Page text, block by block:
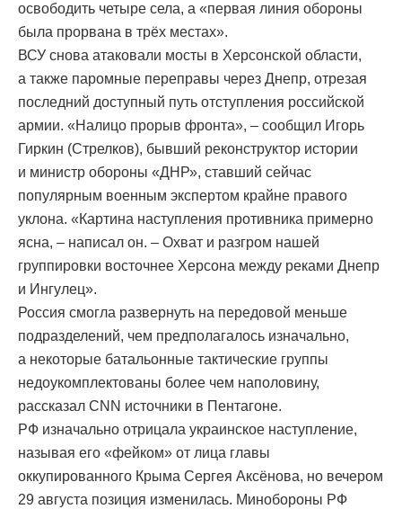
освободить четыре села, а «первая линия обороны
была прорвана в трёх местах».
ВСУ снова атаковали мосты в Херсонской области,
а также паромные переправы через Днепр, отрезая
последний доступный путь отступления российской
армии. «Налицо прорыв фронта», – сообщил Игорь
Гиркин (Стрелков), бывший реконструктор истории
и министр обороны «ДНР», ставший сейчас
популярным военным экспертом крайне правого
уклона. «Картина наступления противника примерно
ясна, – написал он. – Охват и разгром нашей
группировки восточнее Херсона между реками Днепр
и Ингулец».
Россия смогла развернуть на передовой меньше
подразделений, чем предполагалось изначально,
а некоторые батальонные тактические группы
недоукомплектованы более чем наполовину,
рассказал CNN источники в Пентагоне.
РФ изначально отрицала украинское наступление,
называя его «фейком» от лица главы
оккупированного Крыма Сергея Аксёнова, но вечером
29 августа позиция изменилась. Минобороны РФ